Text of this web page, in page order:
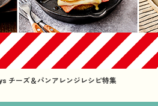
チーズ＆パンアレンジレシピ特集